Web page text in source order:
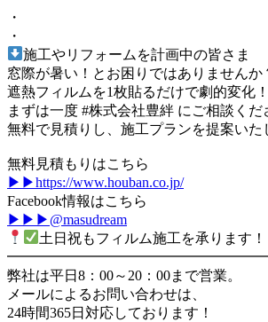
・
・⁡
施工やリフォームを計画中の皆さま
窓際が暑い！とお困りではありませんか
遮熱フィルムを1枚貼るだけで劇的変化！
まずは一度 #株式会社豊絆 に⁡ご相談く
無料で見積りし、施工プランを提案いた
無料見積もりはこちら
▶▶https://www.houban.co.jp/
Facebook情報はこちら
▶▶▶@masudream
土日祝もフィルム施工を承ります！
弊社は平日8：00～20：00まで営業。
メールによるお問い合わせは、
24時間365日対応しております！